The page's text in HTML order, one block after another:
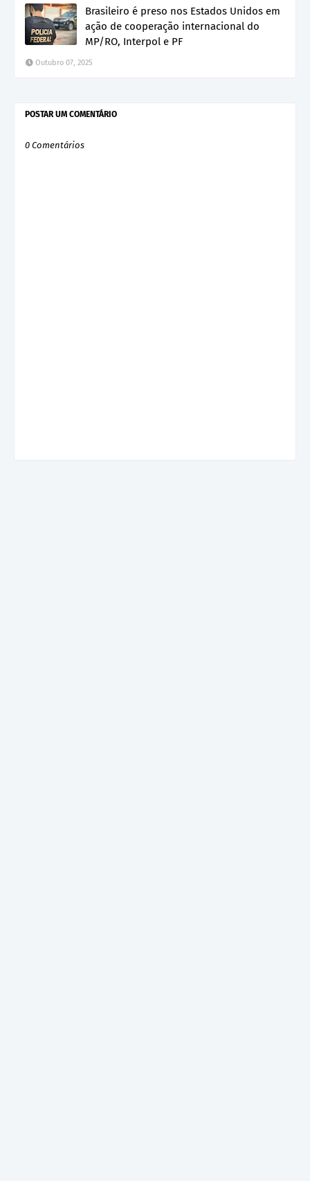
Brasileiro é preso nos Estados Unidos em
ação de cooperação internacional do
MP/RO, Interpol e PF
Outubro 07, 2025
POSTAR UM COMENTÁRIO
0 Comentários